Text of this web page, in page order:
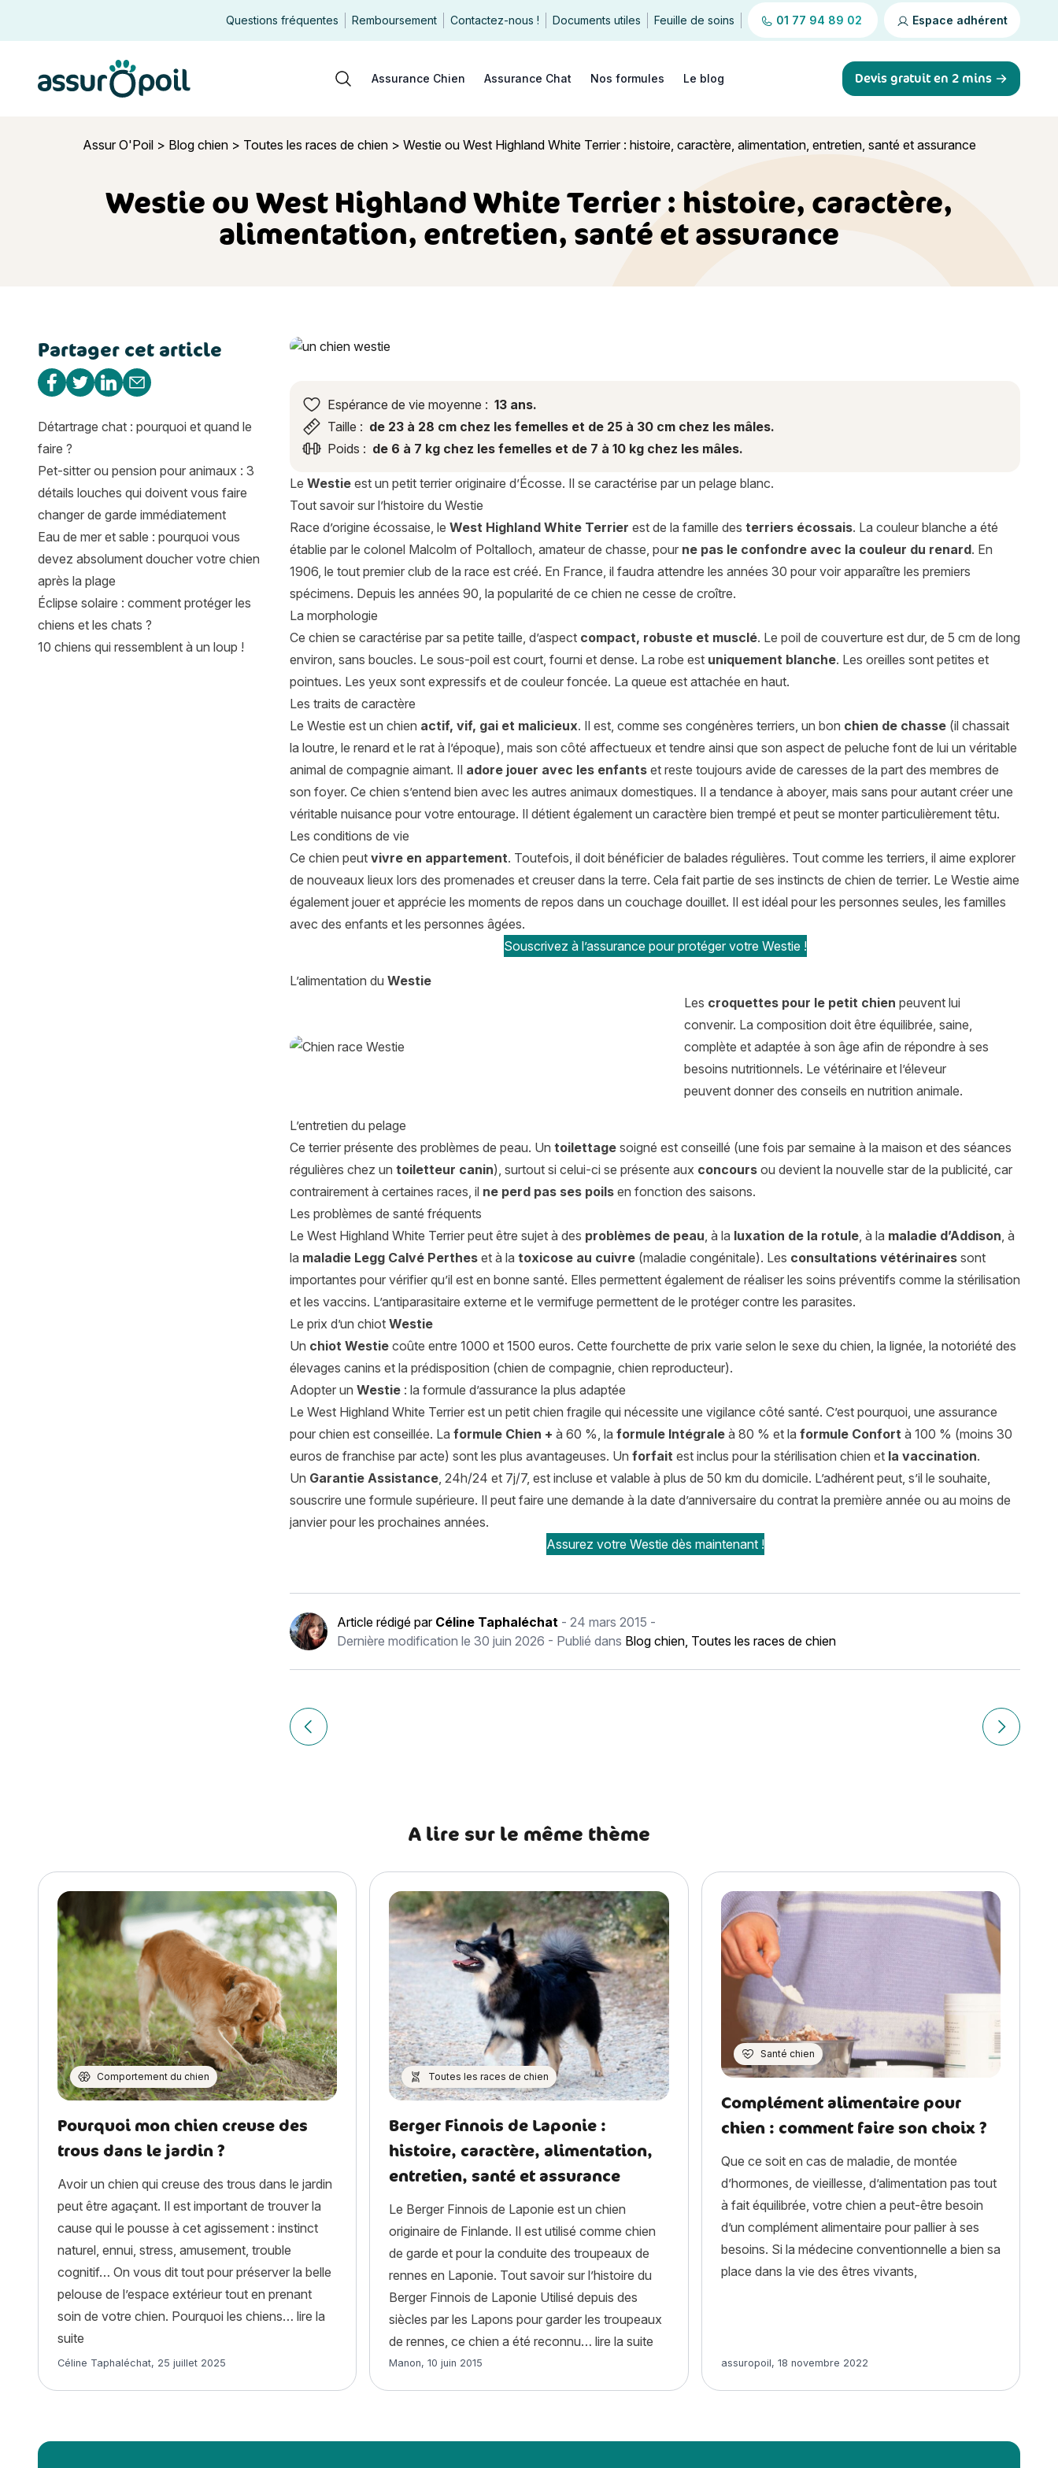
Questions fréquentes Remboursement Contactez-nous ! Documents utiles Feuille de soins 01 77 94 89 02 Espace adhérent
Rechercher
Assurance Chien Assurance Chat Nos formules Le blog Devis gratuit en 2 mins
Assur O'Poil> Blog chien> Toutes les races de chien> Westie ou West Highland White Terrier : histoire, caractère, alimentation, entretien, santé et assurance
Westie ou West Highland White Terrier : histoire, caractère,
alimentation, entretien, santé et assurance
Westie ou West Highland White Terrier : histoire, caractère, alimentation, entretien, santé et assurance
Espérance de vie moyenne : 13 ans.
Taille : de 23 à 28 cm chez les femelles et de 25 à 30 cm chez les mâles.
Poids : de 6 à 7 kg chez les femelles et de 7 à 10 kg chez les mâles.
Le Westie est un petit terrier originaire d’Écosse. Il se caractérise par un pelage blanc.
Tout savoir sur l’histoire du Westie
Race d’origine écossaise, le West Highland White Terrier est de la famille des terriers écossais. La couleur blanche a été
établie par le colonel Malcolm of Poltalloch, amateur de chasse, pour ne pas le confondre avec la couleur du renard. En
1906, le tout premier club de la race est créé. En France, il faudra attendre les années 30 pour voir apparaître les premiers
spécimens. Depuis les années 90, la popularité de ce chien ne cesse de croître.
La morphologie
Ce chien se caractérise par sa petite taille, d’aspect compact, robuste et musclé. Le poil de couverture est dur, de 5 cm de long
environ, sans boucles. Le sous-poil est court, fourni et dense. La robe est uniquement blanche. Les oreilles sont petites et
pointues. Les yeux sont expressifs et de couleur foncée. La queue est attachée en haut.
Les traits de caractère
Le Westie est un chien actif, vif, gai et malicieux. Il est, comme ses congénères terriers, un bon chien de chasse (il chassait
la loutre, le renard et le rat à l’époque), mais son côté affectueux et tendre ainsi que son aspect de peluche font de lui un véritable
animal de compagnie aimant. Il adore jouer avec les enfants et reste toujours avide de caresses de la part des membres de
son foyer. Ce chien s’entend bien avec les autres animaux domestiques. Il a tendance à aboyer, mais sans pour autant créer une
véritable nuisance pour votre entourage. Il détient également un caractère bien trempé et peut se monter particulièrement têtu.
Les conditions de vie
Ce chien peut vivre en appartement. Toutefois, il doit bénéficier de balades régulières. Tout comme les terriers, il aime explorer
de nouveaux lieux lors des promenades et creuser dans la terre. Cela fait partie de ses instincts de chien de terrier. Le Westie aime
également jouer et apprécie les moments de repos dans un couchage douillet. Il est idéal pour les personnes seules, les familles
avec des enfants et les personnes âgées.
Souscrivez à l’assurance pour protéger votre Westie !
L’alimentation du Westie
Les croquettes pour le petit chien peuvent lui
convenir. La composition doit être équilibrée, saine,
complète et adaptée à son âge afin de répondre à ses
besoins nutritionnels. Le vétérinaire et l’éleveur
peuvent donner des conseils en nutrition animale.
L’entretien du pelage
Ce terrier présente des problèmes de peau. Un toilettage soigné est conseillé (une fois par semaine à la maison et des séances
régulières chez un toiletteur canin), surtout si celui-ci se présente aux concours ou devient la nouvelle star de la publicité, car
contrairement à certaines races, il ne perd pas ses poils en fonction des saisons.
Les problèmes de santé fréquents
Le West Highland White Terrier peut être sujet à des problèmes de peau, à la luxation de la rotule, à la maladie d’Addison, à
la maladie Legg Calvé Perthes et à la toxicose au cuivre (maladie congénitale). Les consultations vétérinaires sont
importantes pour vérifier qu’il est en bonne santé. Elles permettent également de réaliser les soins préventifs comme la stérilisation
et les vaccins. L’antiparasitaire externe et le vermifuge permettent de le protéger contre les parasites.
Le prix d’un chiot Westie
Un chiot Westie coûte entre 1000 et 1500 euros. Cette fourchette de prix varie selon le sexe du chien, la lignée, la notoriété des
élevages canins et la prédisposition (chien de compagnie, chien reproducteur).
Adopter un Westie : la formule d’assurance la plus adaptée
Le West Highland White Terrier est un petit chien fragile qui nécessite une vigilance côté santé. C’est pourquoi, une assurance
pour chien est conseillée. La formule Chien + à 60 %, la formule Intégrale à 80 % et la formule Confort à 100 % (moins 30
euros de franchise par acte) sont les plus avantageuses. Un forfait est inclus pour la stérilisation chien et la vaccination.
Un Garantie Assistance, 24h/24 et 7j/7, est incluse et valable à plus de 50 km du domicile. L’adhérent peut, s’il le souhaite,
souscrire une formule supérieure. Il peut faire une demande à la date d’anniversaire du contrat la première année ou au moins de
janvier pour les prochaines années.
Assurez votre Westie dès maintenant !
Article rédigé par Céline Taphaléchat - 24 mars 2015 -
Dernière modification le 30 juin 2026 - Publié dans Blog chien, Toutes les races de chien
Navigation
de
Article précédent Terrier du Révérend Russell : histoire, caractère, alimentation, entretien, santé et assurance Article
Partager cet article
Partager sur Facebook
Partager sur Twitter
Partager sur Linkedin
Partager par e-mail
Détartrage chat : pourquoi et quand le
faire ?
Pet-sitter ou pension pour animaux : 3
détails louches qui doivent vous faire
changer de garde immédiatement
Eau de mer et sable : pourquoi vous
devez absolument doucher votre chien
après la plage
Éclipse solaire : comment protéger les
chiens et les chats ?
10 chiens qui ressemblent à un loup !
A lire sur le même thème
Comportement du chien
Pourquoi mon chien creuse des
trous dans le jardin ?
Avoir un chien qui creuse des trous dans le jardin
peut être agaçant. Il est important de trouver la
cause qui le pousse à cet agissement : instinct
naturel, ennui, stress, amusement, trouble
cognitif… On vous dit tout pour préserver la belle
pelouse de l’espace extérieur tout en prenant
soin de votre chien. Pourquoi les chiens… lire la
suite « Pourquoi mon chien creuse des trous dans le jardin ? »
Article rédigé par
Céline Taphaléchat, 25 juillet 2025
Toutes les races de chien
Berger Finnois de Laponie :
histoire, caractère, alimentation,
entretien, santé et assurance
Le Berger Finnois de Laponie est un chien
originaire de Finlande. Il est utilisé comme chien
de garde et pour la conduite des troupeaux de
rennes en Laponie. Tout savoir sur l’histoire du
Berger Finnois de Laponie Utilisé depuis des
siècles par les Lapons pour garder les troupeaux
de rennes, ce chien a été reconnu…lire la suite
Article rédigé par
Manon,10 juin 2015
Santé chien
Complément alimentaire pour
chien : comment faire son choix ?
Que ce soit en cas de maladie, de montée
d’hormones, de vieillesse, d’alimentation pas tout
à fait équilibrée, votre chien a peut-être besoin
d’un complément alimentaire pour pallier à ses
besoins. Si la médecine conventionnelle a bien sa
place dans la vie des êtres vivants,
Article rédigé par
assuropoil, 18 novembre 2022